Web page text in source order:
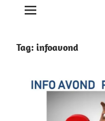
Tag: infoavond